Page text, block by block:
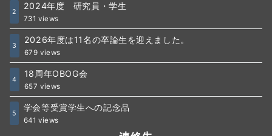
2
2024年度 研究員・学生
731 views
3
2026年度は11名の卒論生を迎えました。
679 views
4
18周年OBOG会
657 views
5
学会等受賞学生への記念品
641 views